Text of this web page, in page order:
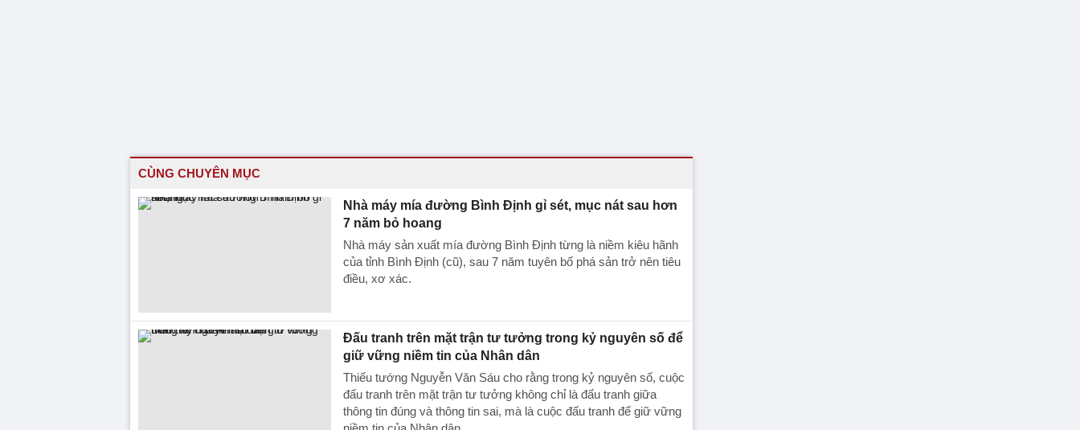
CÙNG CHUYÊN MỤC
Nhà máy mía đường Bình Định gỉ sét, mục nát sau hơn
7 năm bỏ hoang
Nhà máy sản xuất mía đường Bình Định từng là niềm kiêu hãnh
của tỉnh Bình Định (cũ), sau 7 năm tuyên bố phá sản trở nên tiêu
điều, xơ xác.
Đấu tranh trên mặt trận tư tưởng trong kỷ nguyên số để
giữ vững niềm tin của Nhân dân
Thiếu tướng Nguyễn Văn Sáu cho rằng trong kỷ nguyên số, cuộc
đấu tranh trên mặt trận tư tưởng không chỉ là đấu tranh giữa
thông tin đúng và thông tin sai, mà là cuộc đấu tranh để giữ vững